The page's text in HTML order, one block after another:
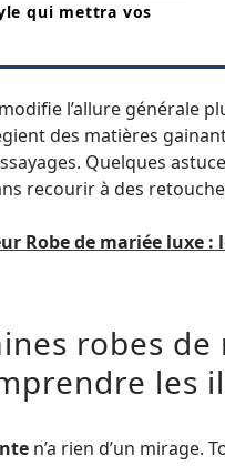
qui mettra vos
l’allure générale
des matières
Quelques
recourir à des
Robe de mariée luxe
robes
les
n’a rien d’un mirage.